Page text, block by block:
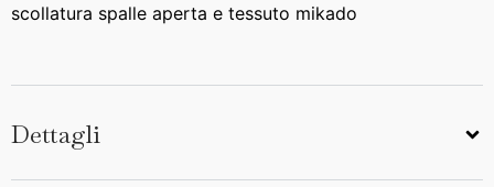
scollatura spalle aperta e tessuto mikado
Dettagli